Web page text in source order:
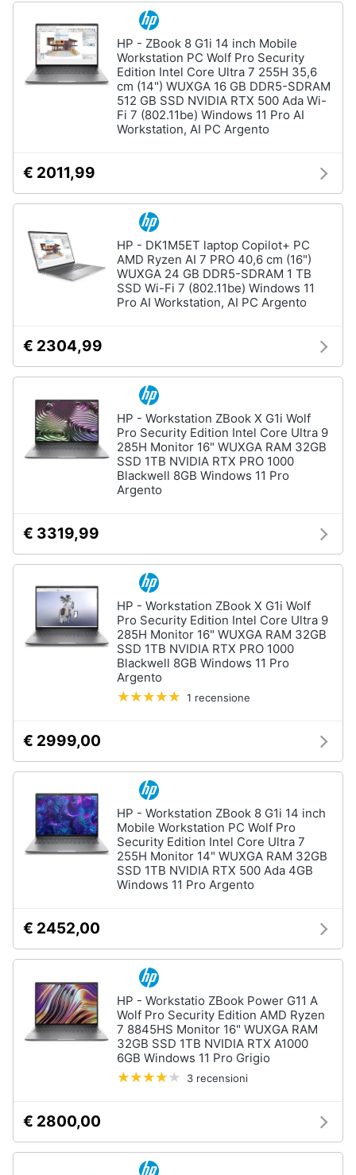
HP - ZBook 8 G1i 14 inch Mobile
Workstation PC Wolf Pro Security
Edition Intel Core Ultra 7 255H 35,6
cm (14") WUXGA 16 GB DDR5-SDRAM
512 GB SSD NVIDIA RTX 500 Ada Wi-
Fi 7 (802.11be) Windows 11 Pro AI
Workstation, AI PC Argento
€ 2011,99
HP - DK1M5ET laptop Copilot+ PC
AMD Ryzen AI 7 PRO 40,6 cm (16")
WUXGA 24 GB DDR5-SDRAM 1 TB
SSD Wi-Fi 7 (802.11be) Windows 11
Pro AI Workstation, AI PC Argento
€ 2304,99
HP - Workstation ZBook X G1i Wolf
Pro Security Edition Intel Core Ultra 9
285H Monitor 16" WUXGA RAM 32GB
SSD 1TB NVIDIA RTX PRO 1000
Blackwell 8GB Windows 11 Pro
Argento
€ 3319,99
HP - Workstation ZBook X G1i Wolf
Pro Security Edition Intel Core Ultra 9
285H Monitor 16" WUXGA RAM 32GB
SSD 1TB NVIDIA RTX PRO 1000
Blackwell 8GB Windows 11 Pro
Argento
1 recensione
€ 2999,00
HP - Workstation ZBook 8 G1i 14 inch
Mobile Workstation PC Wolf Pro
Security Edition Intel Core Ultra 7
255H Monitor 14" WUXGA RAM 32GB
SSD 1TB NVIDIA RTX 500 Ada 4GB
Windows 11 Pro Argento
€ 2452,00
HP - Workstatio ZBook Power G11 A
Wolf Pro Security Edition AMD Ryzen
7 8845HS Monitor 16" WUXGA RAM
32GB SSD 1TB NVIDIA RTX A1000
6GB Windows 11 Pro Grigio
3 recensioni
€ 2800,00